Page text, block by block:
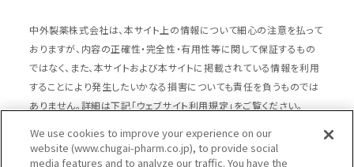
中外製薬株式会社は、本サイト上の情報について細心の注意を払って
おりますが、内容の正確性・完全性・有用性等に関して保証するもの
ではなく、また、本サイトおよび本サイトに掲載されている情報を利用
することにより発生したいかなる損害についても責任を負うものでは
ありません。詳細は下記「ウェブサイト利用規定」をご覧ください。
We use cookies to improve your experience on our
website (www.chugai-pharm.co.jp), to provide social
media features and to analyze our traffic. You have the